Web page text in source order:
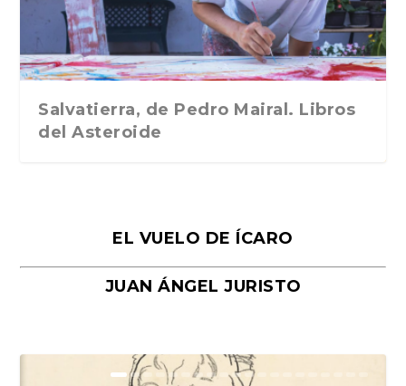
Salvatierra, de Pedro Mairal. Libros
del Asteroide
EL VUELO DE ÍCARO
JUAN ÁNGEL JURISTO